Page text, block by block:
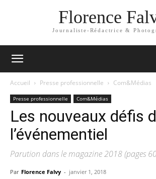
Florence
Journaliste-Rédactrice &
Accueil Presse professionnelle Com&Médias
Presse professionnelle Com&Médias
Les nouveaux défis
l’événementiel
Parution dans le magazine 2018 (pages
Par Florence Falvy - janvier 1, 2018